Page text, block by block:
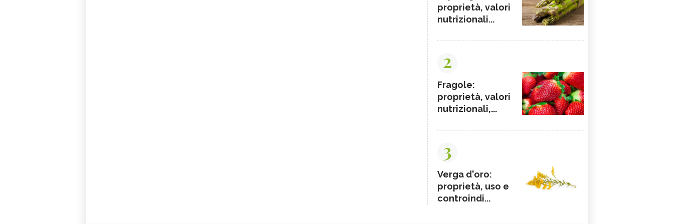
proprietà, valori
nutrizionali...
2
Fragole:
proprietà, valori
nutrizionali,...
3
Verga d'oro:
proprietà, uso e
controindi...